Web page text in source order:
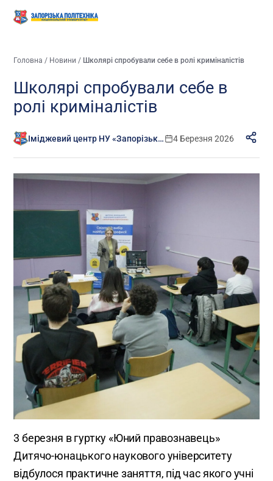
Головна / Новини / Школярі спробували себе в ролі криміналістів
Школярі спробували себе в
ролі криміналістів
Іміджевий центр НУ «Запорізька політехніка» 4 Березня 2026
3 березня в гуртку «Юний правознавець»
Дитячо-юнацького наукового університету
відбулося практичне заняття, під час якого учні